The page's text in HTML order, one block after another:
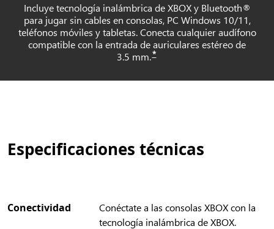
Incluye tecnología inalámbrica de XBOX y Bluetooth®
para jugar sin cables en consolas, PC Windows 10/11,
teléfonos móviles y tabletas. Conecta cualquier audífono
compatible con la entrada de auriculares estéreo de
3.5 mm.*
Especificaciones técnicas
Conectividad
Conéctate a las consolas XBOX con la
tecnología inalámbrica de XBOX.